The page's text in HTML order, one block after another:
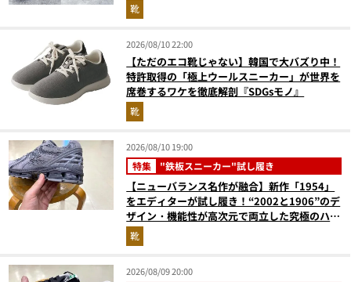
靴
2026/08/10 22:00
【ただのエコ靴じゃない】韓国で大バズり中！
特許取得の「極上ウールスニーカー」が世界を
席巻するワケを徹底解剖『SDGsモノ』
靴
2026/08/10 19:00
特集 "鉄板スニーカー"試し履き
【ニューバランス名作が融合】新作「1954」
をエディターが試し履き！“2002と1906”のデ
ザイン・機能性が高次元で両立した究極のハイ
ブリッドスニーカー
靴
2026/08/09 20:00